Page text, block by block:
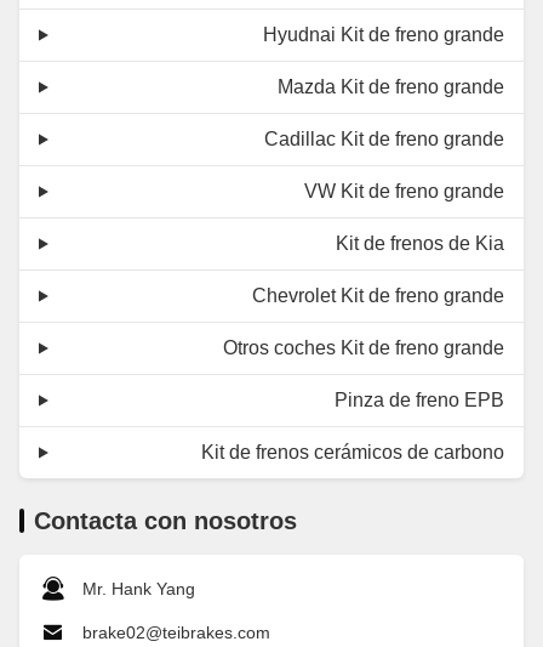
Hyudnai Kit de freno grande
Mazda Kit de freno grande
Cadillac Kit de freno grande
VW Kit de freno grande
Kit de frenos de Kia
Chevrolet Kit de freno grande
Otros coches Kit de freno grande
Pinza de freno EPB
Kit de frenos cerámicos de carbono
Contacta con nosotros
Mr. Hank Yang
brake02@teibrakes.com